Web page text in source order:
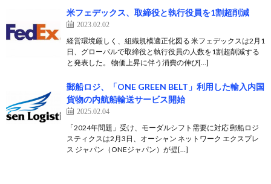
米フェデックス、取締役と執行役員を1割超削減
2023.02.02
経営環境厳しく、組織規模適正化図る 米フェデックスは2月1
日、グローバルで取締役と執行役員の人数を1割超削減する
と発表した。 物価上昇に伴う消費の伸び[…]
郵船ロジ、「ONE GREEN BELT」利用した輸入内国
貨物の内航船輸送サービス開始
2025.02.04
「2024年問題」受け、モーダルシフト需要に対応 郵船ロジ
スティクスは2月3日、オーシャン ネットワーク エクスプレ
ス ジャパン（ONEジャパン）が提[…]